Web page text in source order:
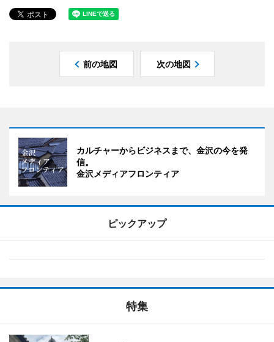
前の地図 次の地図
カルチャーからビジネスまで、金沢の今を発
信。
金沢メディアフロンティア
ピックアップ
特集